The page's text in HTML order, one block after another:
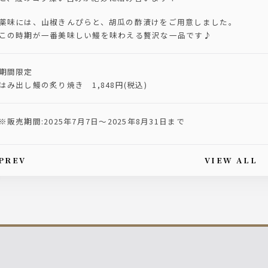
味には、山椒きんぴらと、胡瓜の酢漬けをご用意しました。
の時期が一番美味しい鰻を味わえる贅沢な一品です♪
間限定
み出し鰻の炙り焼き 1,848円(税込)
販売期間:2025年7月7日〜2025年8月31日まで
article's paging VIEW ALL